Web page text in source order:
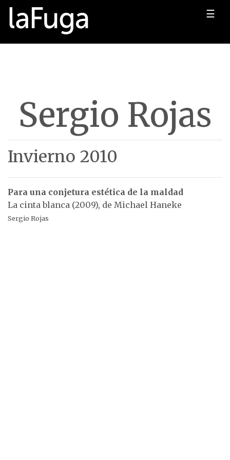
☰
Sergio Rojas
Invierno 2010
Para una conjetura estética de la maldad
La cinta blanca (2009), de Michael Haneke
Sergio Rojas